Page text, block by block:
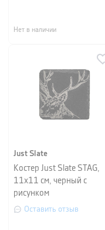
Нет в наличии
Just Slate
Костер Just Slate STAG,
11х11 см, черный с
рисунком
Оставить отзыв